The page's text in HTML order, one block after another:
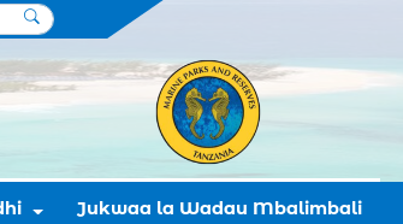
Jukwaa la Wadau Mbalimbali